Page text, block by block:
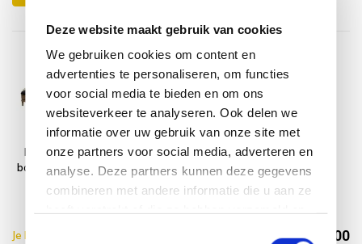
Deze website maakt gebruik van cookies
We gebruiken cookies om content en
advertenties te personaliseren, om functies
voor social media te bieden en om ons
websiteverkeer te analyseren. Ook delen we
informatie over uw gebruik van onze site met
onze partners voor social media, adverteren en
analyse. Deze partners kunnen deze gegevens
combineren met andere informatie die u aan ze
Naturel lounge
balkonset 4-delig
zwart
Montagelevering
- Extra gemak &
Je bespaart €10.00,- €824,00 €814,00